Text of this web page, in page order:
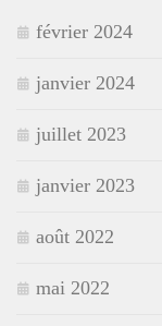
février 2024
janvier 2024
juillet 2023
janvier 2023
août 2022
mai 2022